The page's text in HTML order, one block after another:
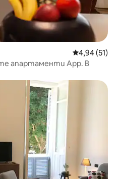
Средна
4,94 (51)
апартаменти App. B